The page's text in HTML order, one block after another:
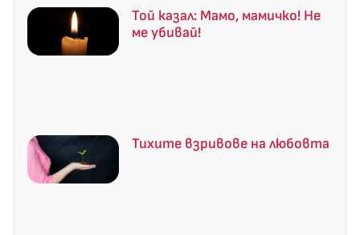
Той казал: Мамо, мамичко! Не
ме убивай!
Тихите взривове на любовта